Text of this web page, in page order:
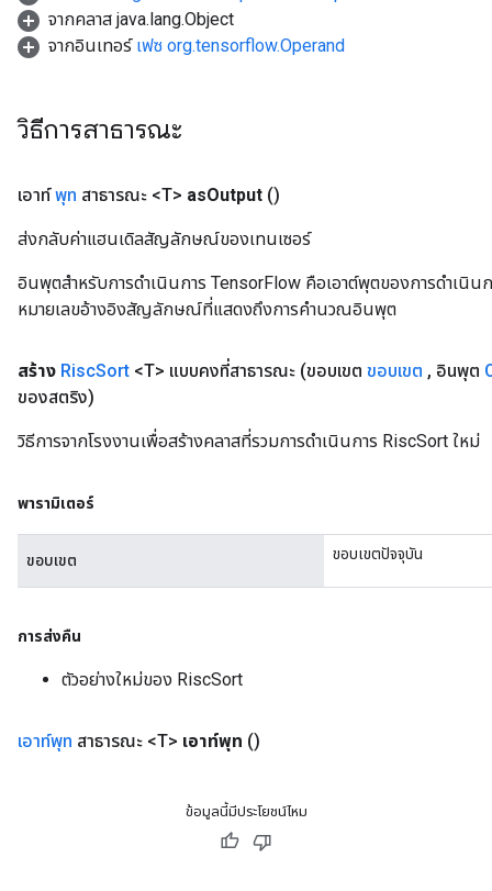
จากคลาส java.lang.Object
จากอินเทอร์ เฟซ org.tensorflow.Operand
วิธีการสาธารณะ
เอาท์พุท สาธารณะ <T> asOutput ()
ส่งกลับค่าแฮนเดิลสัญลักษณ์ของเทนเซอร์
อินพุตสำหรับการดำเนินการ TensorFlow คือเอาต์พุตของการดำเนิน
หมายเลขอ้างอิงสัญลักษณ์ที่แสดงถึงการคำนวณอินพุต
สร้าง RiscSort <T> แบบคงที่สาธารณะ (ขอบเขต ขอบเขต , อินพุต
ของสตริง)
วิธีการจากโรงงานเพื่อสร้างคลาสที่รวมการดำเนินการ RiscSort ใหม่
พารามิเตอร์
ขอบเขต ขอบเขตปัจจุบัน
การส่งคืน
ตัวอย่างใหม่ของ RiscSort
เอาท์พุท สาธารณะ <T> เอาท์พุท ()
ข้อมูลนี้มีประโยชน์ไหม